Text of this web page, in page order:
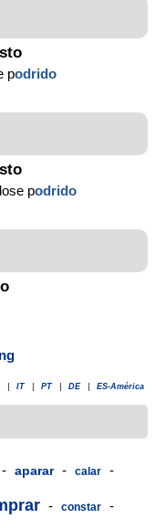
podrido
podrido
IT PT DE ES-América
- aparar - calar -
- constar -